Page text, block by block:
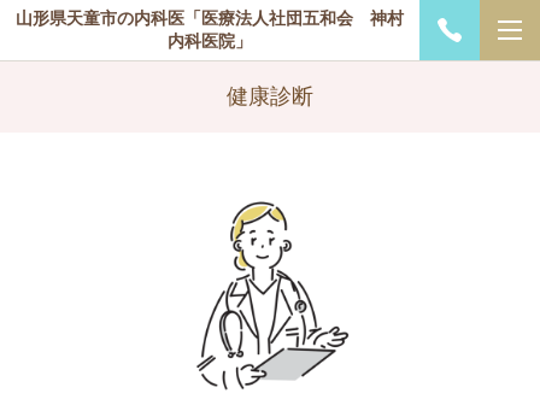
山形県天童市の内科医「医療法人社団五和会 神村
内科医院」
健康診断